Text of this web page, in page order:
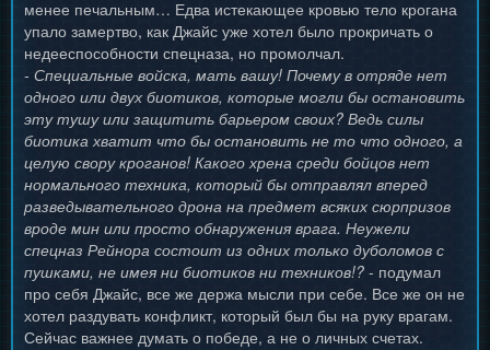
менее печальным… Едва истекающее кровью тело крогана
упало замертво, как Джайс уже хотел было прокричать о
недееспособности спецназа, но промолчал.
- Специальные войска, мать вашу! Почему в отряде нет
одного или двух биотиков, которые могли бы остановить
эту тушу или защитить барьером своих? Ведь силы
биотика хватит что бы остановить не то что одного, а
целую свору кроганов! Какого хрена среди бойцов нет
нормального техника, который бы отправлял вперед
разведывательного дрона на предмет всяких сюрпризов
вроде мин или просто обнаружения врага. Неужели
спецназ Рейнора состоит из одних только дуболомов с
пушками, не имея ни биотиков ни техников!? - подумал
про себя Джайс, все же держа мысли при себе. Все же он не
хотел раздувать конфликт, который был бы на руку врагам.
Сейчас важнее думать о победе, а не о личных счетах.